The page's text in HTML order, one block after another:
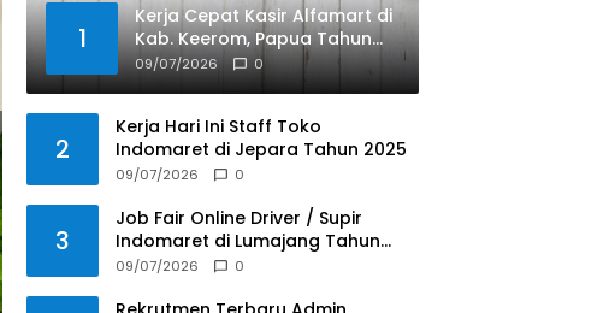
1
Kerja Cepat Kasir Alfamart di
Kab. Keerom, Papua Tahun
2025
09/07/2026 0
2
Kerja Hari Ini Staff Toko
Indomaret di Jepara Tahun 2025
09/07/2026 0
3
Job Fair Online Driver / Supir
Indomaret di Lumajang Tahun
2025
09/07/2026 0